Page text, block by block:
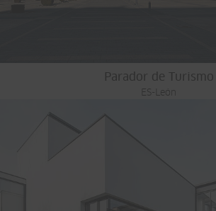
Parador de Turismo
ES-León